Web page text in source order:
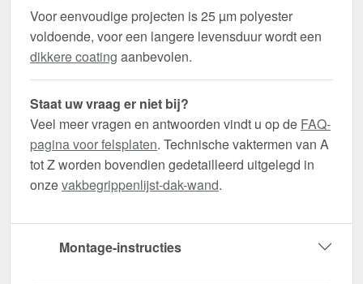
Voor eenvoudige projecten is 25 µm polyester
voldoende, voor een langere levensduur wordt een
dikkere coating aanbevolen.
Staat uw vraag er niet bij?
Veel meer vragen en antwoorden vindt u op de FAQ-
pagina voor felsplaten. Technische vaktermen van A
tot Z worden bovendien gedetailleerd uitgelegd in
onzevakbegrippenlijst-dak-wand.
Montage-instructies